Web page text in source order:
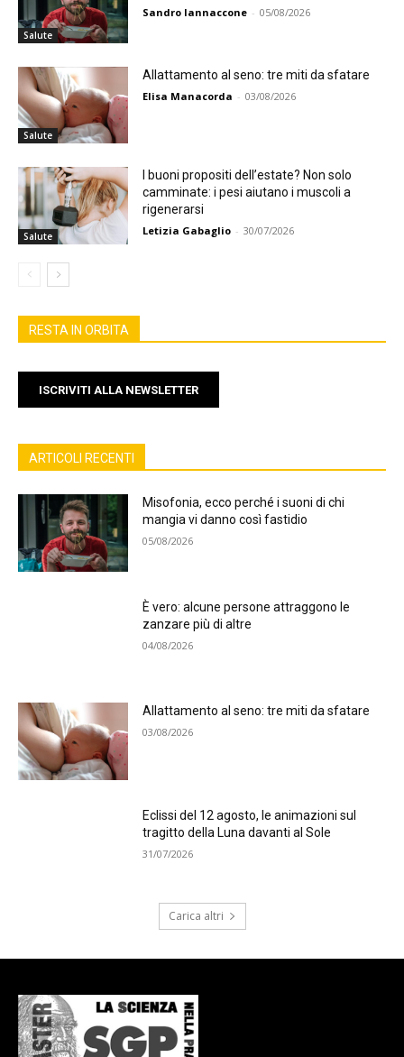
Salute
Sandro Iannaccone - 05/08/2026
Salute
Allattamento al seno: tre miti da sfatare
Elisa Manacorda - 03/08/2026
Salute
I buoni propositi dell’estate? Non solo
camminate: i pesi aiutano i muscoli a
rigenerarsi
Letizia Gabaglio - 30/07/2026
RESTA IN ORBITA
ISCRIVITI ALLA NEWSLETTER
ARTICOLI RECENTI
Misofonia, ecco perché i suoni di chi
mangia vi danno così fastidio
05/08/2026
È vero: alcune persone attraggono le
zanzare più di altre
04/08/2026
Allattamento al seno: tre miti da sfatare
03/08/2026
Eclissi del 12 agosto, le animazioni sul
tragitto della Luna davanti al Sole
31/07/2026
Carica altri